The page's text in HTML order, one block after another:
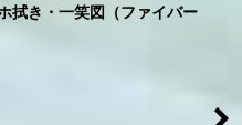
拭き・一笑図（ファイバー